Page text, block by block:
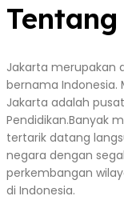
Jakarta merupakan
bernama Indonesia.
Jakarta adalah
Pendidikan.Banyak
tertarik datang
negara dengan
perkembangan
di Indonesia.